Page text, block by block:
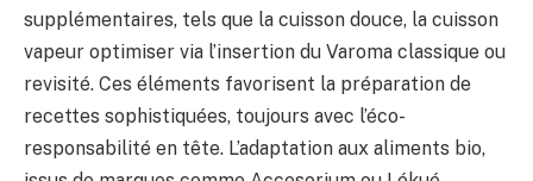
supplémentaires, tels que la cuisson douce, la cuisson
vapeur optimiser via l’insertion du Varoma classique ou
revisité. Ces éléments favorisent la préparation de
recettes sophistiquées, toujours avec l’éco-
responsabilité en tête. L’adaptation aux aliments bio,